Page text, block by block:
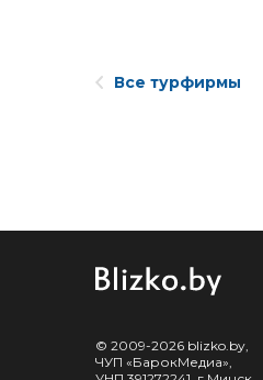
Все турфирмы
© 2009-2026 blizko.by,
ЧУП «БарокМедиа»,